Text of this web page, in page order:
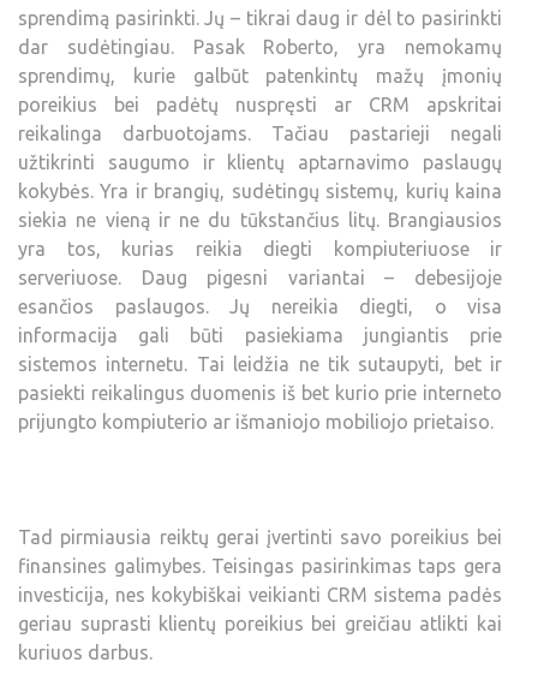
sprendimą pasirinkti. Jų – tikrai daug ir dėl to pasirinkti
dar sudėtingiau. Pasak Roberto, yra nemokamų
sprendimų, kurie galbūt patenkintų mažų įmonių
poreikius bei padėtų nuspręsti ar CRM apskritai
reikalinga darbuotojams. Tačiau pastarieji negali
užtikrinti saugumo ir klientų aptarnavimo paslaugų
kokybės. Yra ir brangių, sudėtingų sistemų, kurių kaina
siekia ne vieną ir ne du tūkstančius litų. Brangiausios
yra tos, kurias reikia diegti kompiuteriuose ir
serveriuose. Daug pigesni variantai – debesijoje
esančios paslaugos. Jų nereikia diegti, o visa
informacija gali būti pasiekiama jungiantis prie
sistemos internetu. Tai leidžia ne tik sutaupyti, bet ir
pasiekti reikalingus duomenis iš bet kurio prie interneto
prijungto kompiuterio ar išmaniojo mobiliojo prietaiso.
Tad pirmiausia reiktų gerai įvertinti savo poreikius bei
finansines galimybes. Teisingas pasirinkimas taps gera
investicija, nes kokybiškai veikianti CRM sistema padės
geriau suprasti klientų poreikius bei greičiau atlikti kai
kuriuos darbus.